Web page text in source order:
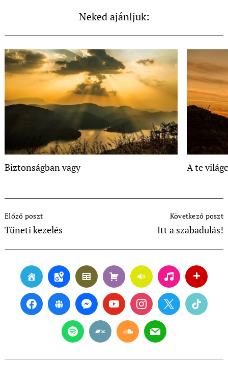
Neked ajánljuk:
Biztonságban vagy A te
Navigation
Előző poszt
Tüneti kezelés
Következő poszt
Itt a szabadulás!